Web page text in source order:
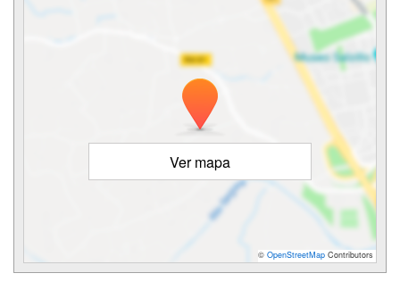
Ver mapa
© OpenStreetMap Contributors